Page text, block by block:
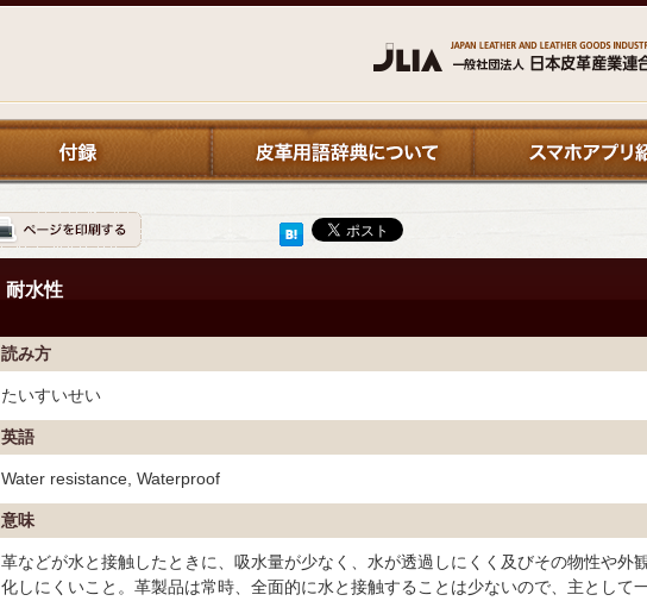
耐水性
読み方
たいすいせい
英語
Water resistance, Waterproof
意味
革などが水と接触したときに、吸水量が少なく、水が透過しにくく及びその物性や外
化しにくいこと。革製品は常時、全面的に水と接触することは少ないので、主として